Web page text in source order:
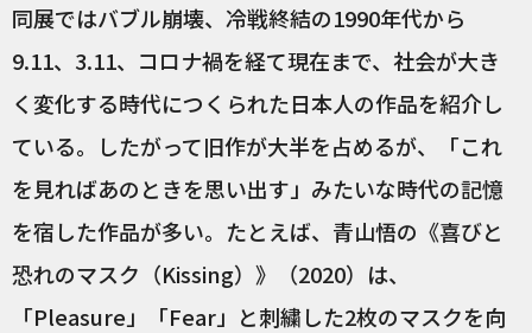
同展ではバブル崩壊、冷戦終結の1990年代から
9.11、3.11、コロナ禍を経て現在まで、社会が大き
く変化する時代につくられた日本人の作品を紹介し
ている。したがって旧作が大半を占めるが、「これ
を見ればあのときを思い出す」みたいな時代の記憶
を宿した作品が多い。たとえば、青山悟の《喜びと
恐れのマスク（Kissing）》（2020）は、
「Pleasure」「Fear」と刺繍した2枚のマスクを向